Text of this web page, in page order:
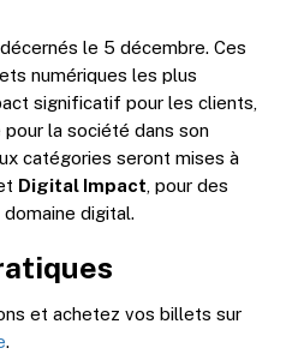
le 5 décembre. Ces
numériques les plus
significatif pour les clients,
la société dans son
catégories seront mises à
Digital Impact, pour des
digital.
et achetez vos billets sur
.